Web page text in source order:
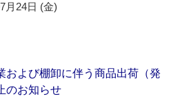
月24日 (金)
および棚卸に伴う商品出荷（発
のお知らせ